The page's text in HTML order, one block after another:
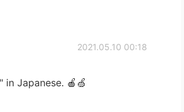
2021.05.10 00:18
in Japanese. 🍎🍏